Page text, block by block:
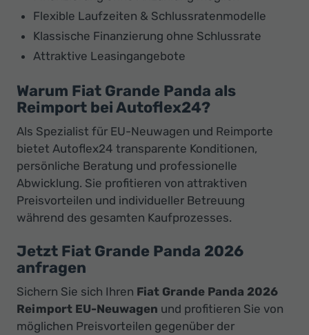
Flexible Laufzeiten & Schlussratenmodelle
Klassische Finanzierung ohne Schlussrate
Attraktive Leasingangebote
Warum Fiat Grande Panda als
Reimport bei Autoflex24?
Als Spezialist für EU-Neuwagen und Reimporte
bietet Autoflex24 transparente Konditionen,
persönliche Beratung und professionelle
Abwicklung. Sie profitieren von attraktiven
Preisvorteilen und individueller Betreuung
während des gesamten Kaufprozesses.
Jetzt Fiat Grande Panda 2026
anfragen
Sichern Sie sich Ihren Fiat Grande Panda 2026
Reimport EU-Neuwagen und profitieren Sie von
möglichen Preisvorteilen gegenüber der